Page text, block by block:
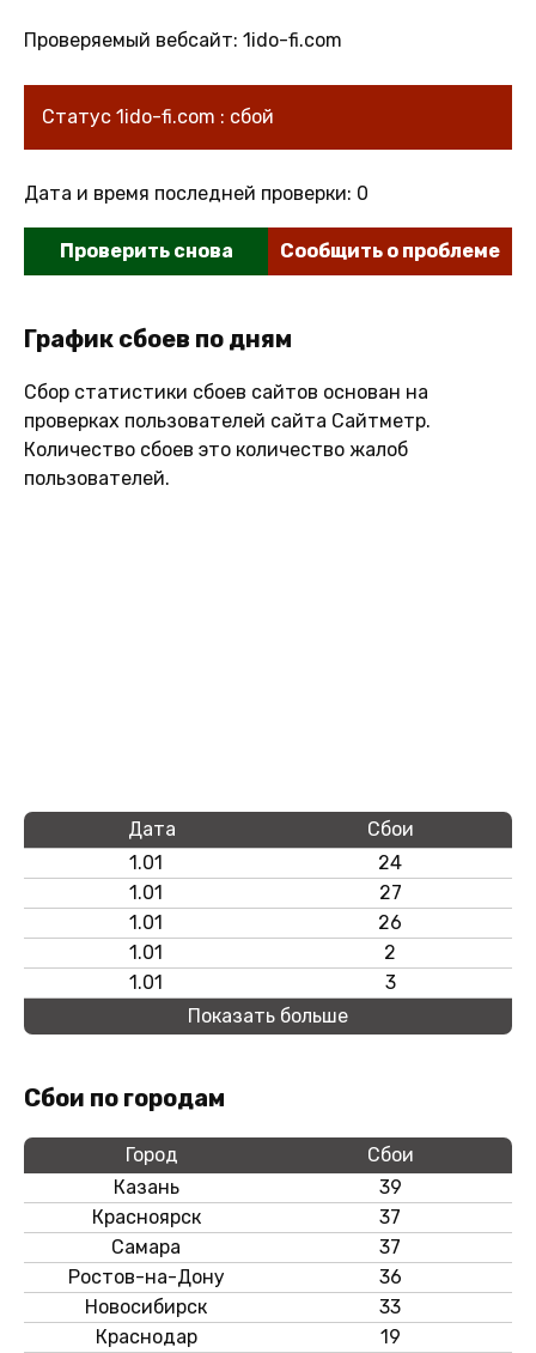
Проверяемый вебсайт: 1ido-fi.com
Статус 1ido-fi.com : сбой
Дата и время последней проверки: 0
Проверить снова Сообщить о проблеме
График сбоев по дням
Сбор статистики сбоев сайтов основан на
проверках пользователей сайта Сайтметр.
Количество сбоев это количество жалоб
пользователей.
Дата
Сбои
1.01
24
1.01
27
1.01
26
1.01
2
1.01
3
Показать больше
Сбои по городам
Город
Сбои
Казань
39
Красноярск
37
Самара
37
Ростов-на-Дону
36
Новосибирск
33
Краснодар
19